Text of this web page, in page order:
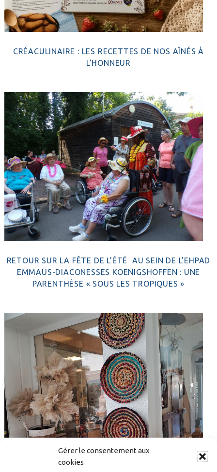
Gérer le consentement aux
cookies
CRÉACULINAIRE : LES RECETTES DE NOS AÎNÉS À
L’HONNEUR
RETOUR SUR LA FÊTE DE L’ÉTÉ AU SEIN DE L’EHPAD
EMMAÜS-DIACONESSES KOENIGSHOFFEN : UNE
PARENTHÈSE « SOUS LES TROPIQUES »